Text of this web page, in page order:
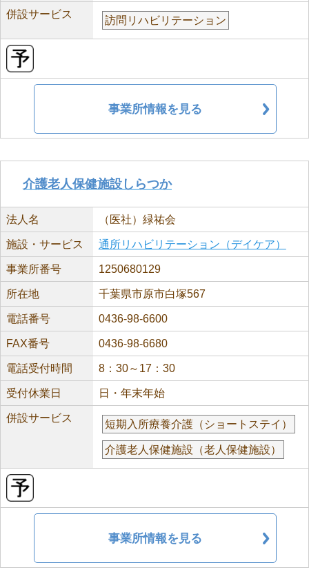
併設サービス
訪問リハビリテーション
事業所情報を見る
介護老人保健施設しらつか
法人名 （医社）緑祐会
施設・サービス 通所リハビリテーション（デイケア）
事業所番号 1250680129
所在地 千葉県市原市白塚567
電話番号 0436-98-6600
FAX番号 0436-98-6680
電話受付時間 8：30～17：30
受付休業日 日・年末年始
併設サービス
短期入所療養介護（ショートステイ）
介護老人保健施設（老人保健施設）
事業所情報を見る